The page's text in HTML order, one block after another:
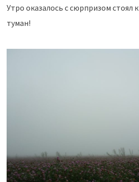
Утро оказалось с сюрпризом
туман!